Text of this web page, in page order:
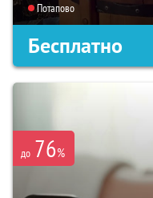
Потапово
Бесплатно
до 76%